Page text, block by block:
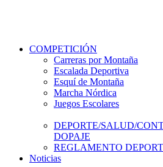
COMPETICIÓN
Carreras por Montaña
Escalada Deportiva
Esquí de Montaña
Marcha Nórdica
Juegos Escolares
DEPORTE/SALUD/
DOPAJE
REGLAMENTO
Noticias